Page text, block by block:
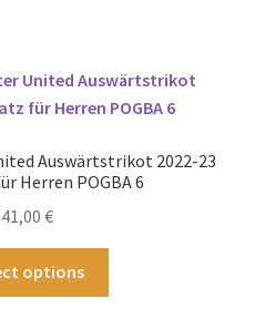
auf.
Die
können
Produktseite
Auswärtstrikot 2022-23
Herren POGBA 6
41,00 €
options